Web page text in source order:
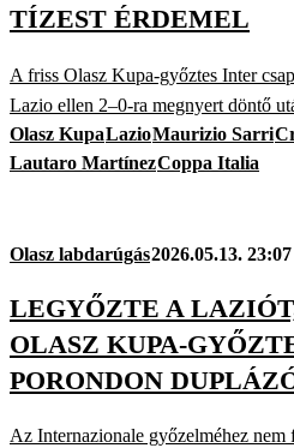
TÍZEST ÉRDEMEL
A friss Olasz Kupa-győztes Inter
Lazio ellen 2–0-ra megnyert döntő
Olasz KupaLazioMaurizio Sarri
Lautaro MartínezCoppa Italia
Olasz labdarúgás2026.05.13. 23:07
LEGYŐZTE A
OLASZ KUPA-
PORONDON
Az Internazionale győzelméhez nem